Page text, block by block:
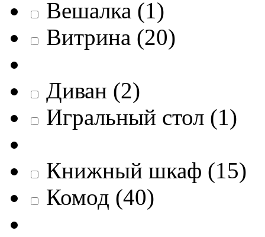
Вешалка (1)
Витрина (20)
Диван (2)
Игральный стол (1)
Книжный шкаф (15)
Комод (40)